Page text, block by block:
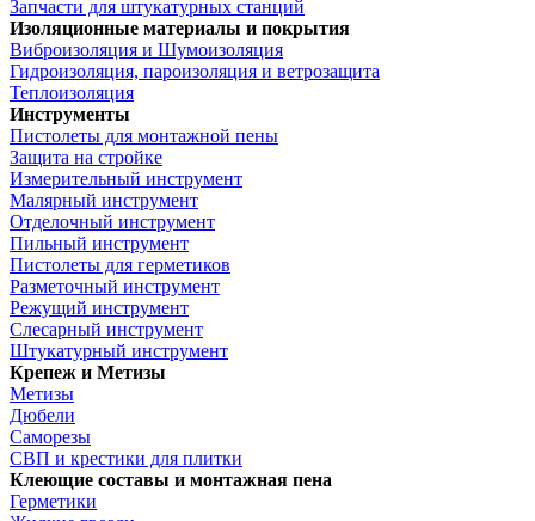
Запчасти для штукатурных станций
Изоляционные материалы и покрытия
Виброизоляция и Шумоизоляция
Гидроизоляция, пароизоляция и ветрозащита
Теплоизоляция
Инструменты
Пистолеты для монтажной пены
Защита на стройке
Измерительный инструмент
Малярный инструмент
Отделочный инструмент
Пильный инструмент
Пистолеты для герметиков
Разметочный инструмент
Режущий инструмент
Слесарный инструмент
Штукатурный инструмент
Крепеж и Метизы
Метизы
Дюбели
Саморезы
СВП и крестики для плитки
Клеющие составы и монтажная пена
Герметики